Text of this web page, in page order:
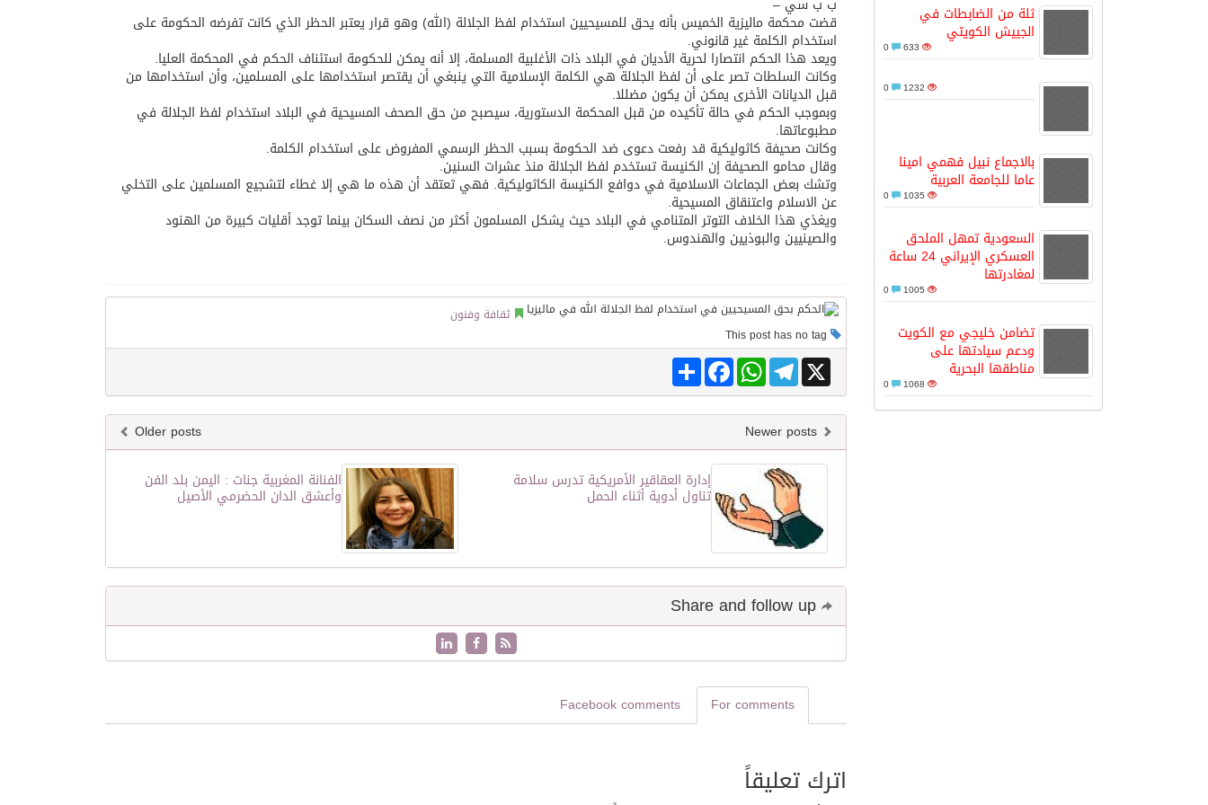
مدينة الملك سلمان للطاقة “سبارك” توقع اتفاقية تطوير مصانع جاهزة ومتخصصة في مجال الطاقة
كسوة الكعبة تعتلي البيت العتيق
“سبيس إكس” تطلق 24 قمرًا صناعيًا جديدًا إلى الفضاء
ثلة من الضابطات في
الجييش الكويتي
633
1232
بالاجماع نبيل فهمي امينا
عاما للجامعة العربية
1035
السعودية تمهل الملحق
العسكري الإيراني 24 ساعة
لمغادرتها
1005
تضامن خليجي مع الكويت
ودعم سيادتها على
مناطقها البحرية
1068
ب ب سي –
قضت محكمة ماليزية الخميس بأنه يحق للمسيحيين استخدام لفظ الجلالة (الله) وهو قرار يعتبر الحظر الذي كانت تفرضه الحكومة على
استخدام الكلمة غير قانوني.
ويعد هذا الحكم انتصارا لحرية الأديان في البلاد ذات الأغلبية المسلمة، إلا أنه يمكن للحكومة استئناف الحكم في المحكمة العليا.
وكانت السلطات تصر على أن لفظ الجلالة هي الكلمة الإسلامية التي ينبغي أن يقتصر استخدامها على المسلمين، وأن استخدامها من
قبل الديانات الأخرى يمكن أن يكون مضللا.
وبموجب الحكم في حالة تأكيده من قبل المحكمة الدستورية، سيصبح من حق الصحف المسيحية في البلاد استخدام لفظ الجلالة في
مطبوعاتها.
وكانت صحيفة كاثوليكية قد رفعت دعوى ضد الحكومة بسبب الحظر الرسمي المفروض على استخدام الكلمة.
وقال محامو الصحيفة إن الكنيسة تستخدم لفظ الجلالة منذ عشرات السنين.
وتشك بعض الجماعات الاسلامية في دوافع الكنيسة الكاثوليكية. فهي تعتقد أن هذه ما هي إلا غطاء لتشجيع المسلمين على التخلي
عن الاسلام واعتنقاق المسيحية.
ويغذي هذا الخلاف التوتر المتنامي في البلاد حيث يشكل المسلمون أكثر من نصف السكان بينما توجد أقليات كبيرة من الهنود
والصينيين والبوذيين والهندوس.
ثقافة وفنون
Share
FacebookWhatsAppTelegram X
Older posts
الفنانة المغربية جنات : اليمن بلد الفن
وأعشق الدان الحضرمي الأصيل
إدارة العقاقير الأمريكية تدرس سلامة
تناول أدوية أثناء الحمل
For comments
Facebook comments
اترك تعليقاً